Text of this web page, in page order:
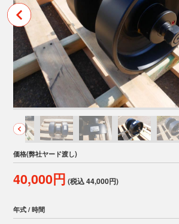
価格(弊社ヤード渡し)
40,000円 (税込 44,000円)
年式 / 時間